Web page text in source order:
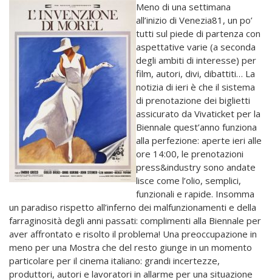
Meno di una settimana
all’inizio di Venezia81, un po’
tutti sul piede di partenza con
aspettative varie (a seconda
degli ambiti di interesse) per
film, autori, divi, dibattiti… La
notizia di ieri è che il sistema
di prenotazione dei biglietti
assicurato da Vivaticket per la
Biennale quest’anno funziona
alla perfezione: aperte ieri alle
ore 14:00, le prenotazioni
press&industry sono andate
lisce come l’olio, semplici,
funzionali e rapide. Insomma
un paradiso rispetto all’inferno dei malfunzionamenti e della
farraginosità degli anni passati: complimenti alla Biennale per
aver affrontato e risolto il problema! Una preoccupazione in
meno per una Mostra che del resto giunge in un momento
particolare per il cinema italiano: grandi incertezze,
produttori, autori e lavoratori in allarme per una situazione